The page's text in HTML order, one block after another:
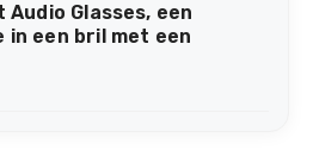
Audio Glasses, een
in een bril met een